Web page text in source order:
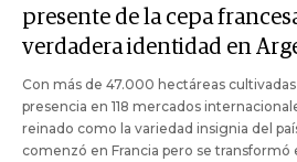
presente de la cepa
verdadera identidad en
Con más de 47.000 hectáreas
presencia en 118 mercados
reinado como la variedad insignia del
comenzó en Francia pero se transformó